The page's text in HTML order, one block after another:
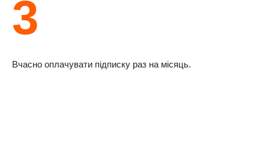
3
Вчасно оплачувати підписку раз на місяць.